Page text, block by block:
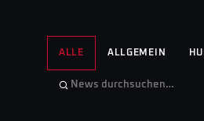
ALLE ALLGEMEIN